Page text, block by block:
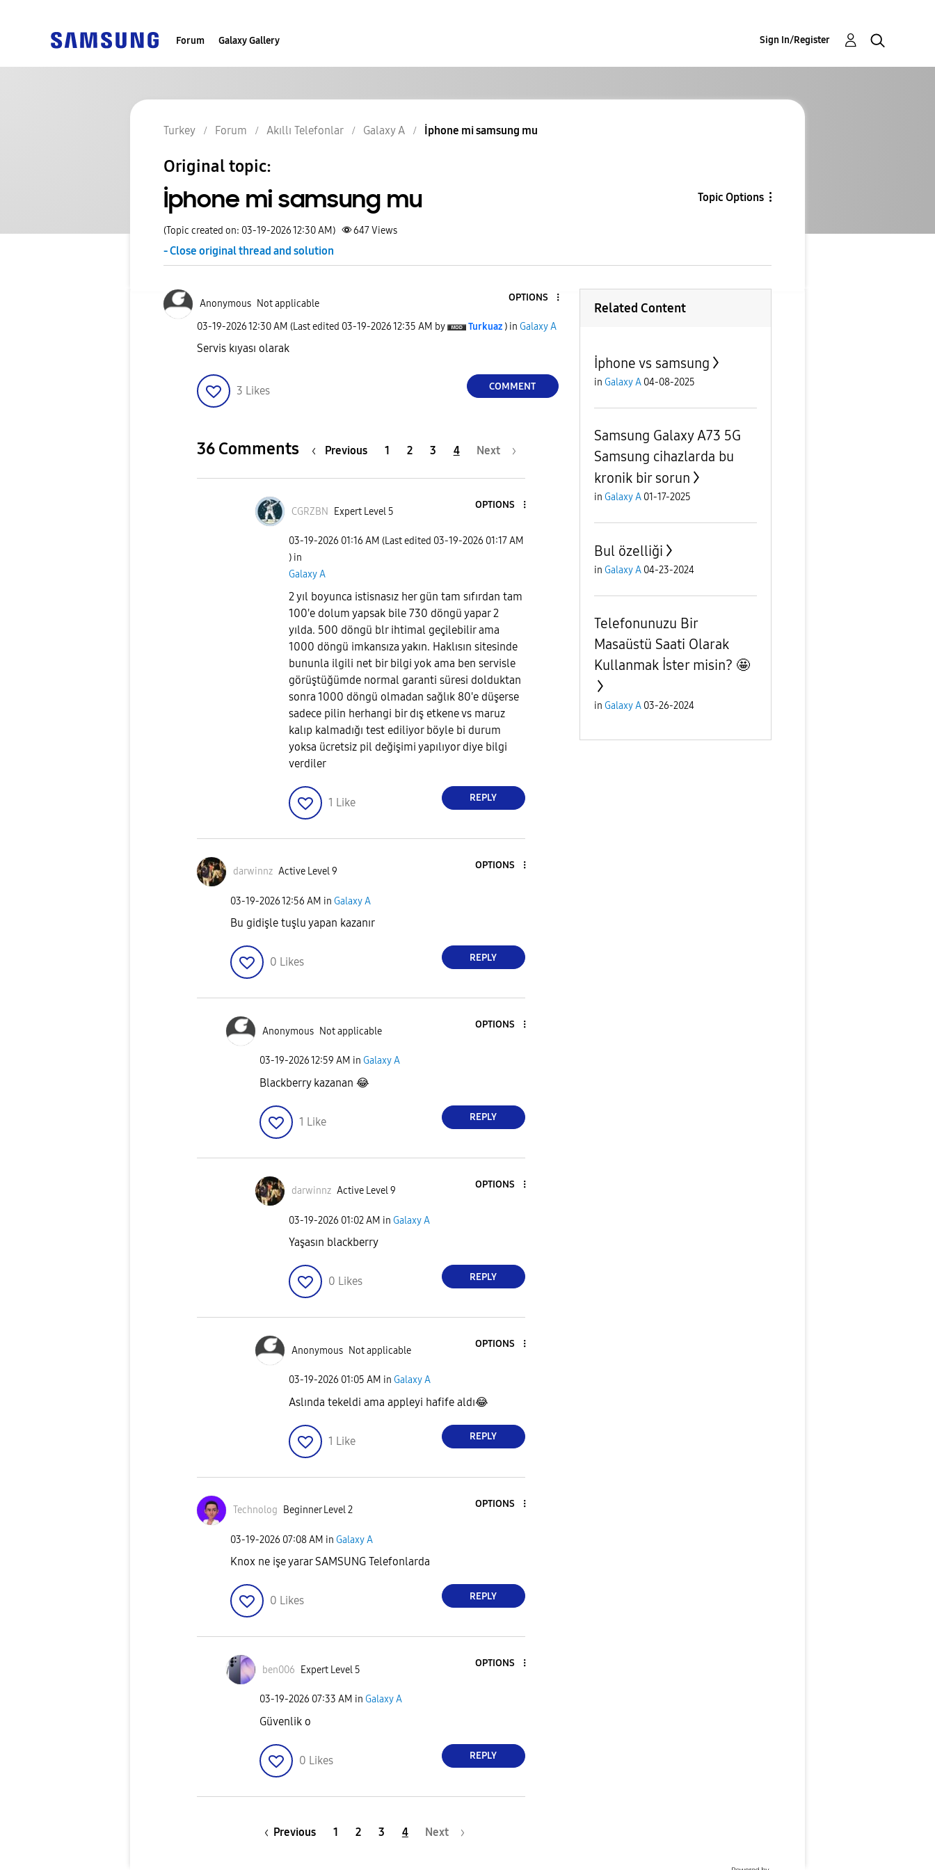
Forum Galaxy Gallery Sign In/Register
Turkey Forum Akıllı Telefonlar Galaxy A İphone mi samsung mu
Original topic:
İphone mi samsung mu Topic Options
(Topic created on: 03-19-2026 12:30 AM) 647Views
- Close original thread and solution
Anonymous Not applicable
OPTIONS
‎03-19-202612:30 AM (Last edited ‎03-19-202612:35 AM by Turkuaz ) in Galaxy A
Servis kıyası olarak
3 Likes COMMENT
36 Comments Previous 1 2 3 4 Next
CGRZBN Expert Level 5
OPTIONS
‎03-19-2026 01:16 AM (Last edited ‎03-19-2026 01:17 AM
) in
Galaxy A
2 yıl boyunca istisnasız her gün tam sıfırdan tam
100'e dolum yapsak bile 730 döngü yapar 2
yılda. 500 döngü blr ihtimal geçilebilir ama
1000 döngü imkansıza yakın. Haklısın sitesinde
bununla ilgili net bir bilgi yok ama ben servisle
görüştüğümde normal garanti süresi dolduktan
sonra 1000 döngü olmadan sağlık 80'e düşerse
sadece pilin herhangi bir dış etkene vs maruz
kalıp kalmadığı test ediliyor böyle bi durum
yoksa ücretsiz pil değişimi yapılıyor diye bilgi
verdiler
1 Like REPLY
darwinnz Active Level 9
OPTIONS
‎03-19-202612:56 AM in Galaxy A
Bu gidişle tuşlu yapan kazanır
0 Likes REPLY
Anonymous Not applicable
OPTIONS
‎03-19-202612:59 AM in Galaxy A
Blackberry kazanan 😂
1 Like REPLY
darwinnz Active Level 9
OPTIONS
‎03-19-2026 01:02 AM in Galaxy A
Yaşasın blackberry
0 Likes REPLY
Anonymous Not applicable
OPTIONS
‎03-19-2026 01:05 AM in Galaxy A
Aslında tekeldi ama appleyi hafife aldı😂
1 Like REPLY
Technolog Beginner Level 2
OPTIONS
‎03-19-2026 07:08 AM in Galaxy A
Knox ne işe yarar SAMSUNG Telefonlarda
0 Likes REPLY
ben006 Expert Level 5
OPTIONS
‎03-19-2026 07:33 AM in Galaxy A
Güvenlik o
0 Likes REPLY
Previous 1 2 3 4 Next
Related Content
İphone vs samsung
in Galaxy A 04-08-2025
Samsung Galaxy A73 5G
Samsung cihazlarda bu
kronik bir sorun
in Galaxy A 01-17-2025
Bul özelliği
in Galaxy A 04-23-2024
Telefonunuzu Bir
Masaüstü Saati Olarak
Kullanmak İster misin? 🤩
in Galaxy A 03-26-2024